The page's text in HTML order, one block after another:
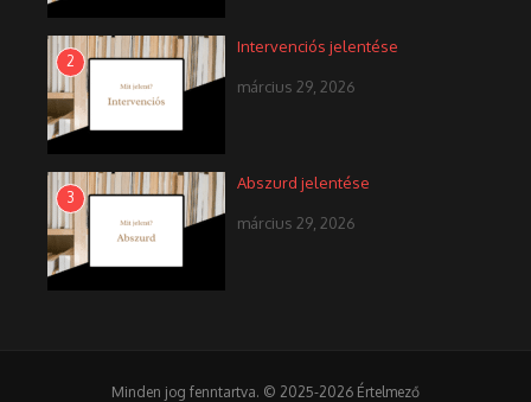
2
Intervenciós jelentése
március 29, 2026
3
Abszurd jelentése
március 29, 2026
Minden jog fenntartva. © 2025-2026 Értelmező